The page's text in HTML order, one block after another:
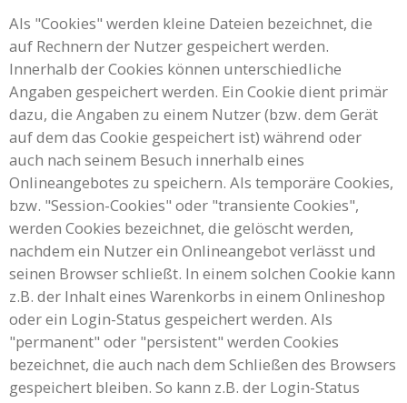
Als "Cookies" werden kleine Dateien bezeichnet, die
auf Rechnern der Nutzer gespeichert werden.
Innerhalb der Cookies können unterschiedliche
Angaben gespeichert werden. Ein Cookie dient primär
dazu, die Angaben zu einem Nutzer (bzw. dem Gerät
auf dem das Cookie gespeichert ist) während oder
auch nach seinem Besuch innerhalb eines
Onlineangebotes zu speichern. Als temporäre Cookies,
bzw. "Session-Cookies" oder "transiente Cookies",
werden Cookies bezeichnet, die gelöscht werden,
nachdem ein Nutzer ein Onlineangebot verlässt und
seinen Browser schließt. In einem solchen Cookie kann
z.B. der Inhalt eines Warenkorbs in einem Onlineshop
oder ein Login-Status gespeichert werden. Als
"permanent" oder "persistent" werden Cookies
bezeichnet, die auch nach dem Schließen des Browsers
gespeichert bleiben. So kann z.B. der Login-Status